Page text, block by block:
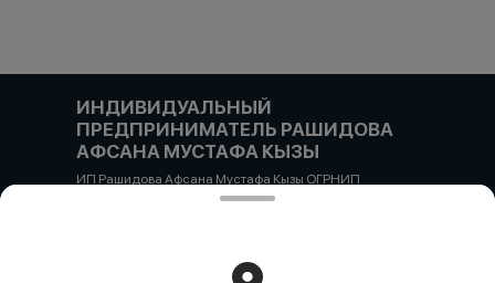
ИНДИВИДУАЛЬНЫЙ
ПРЕДПРИНИМАТЕЛЬ РАШИДОВА
АФСАНА МУСТАФА КЫЗЫ
ИП Рашидова Афсана Мустафа Кызы ОГРНИП
322784700051126 ИНН 781719784300 Российская